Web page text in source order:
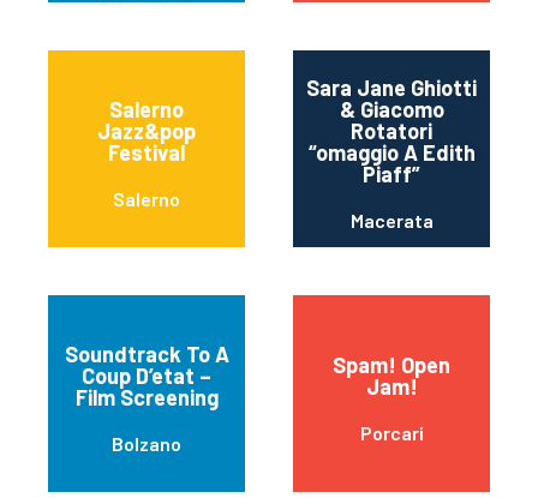
Salerno
Jazz&pop
Festival
Salerno
Sara Jane Ghiotti
& Giacomo
Rotatori
“omaggio A Edith
Piaff”
Macerata
Soundtrack To A
Coup D’etat –
Film Screening
Bolzano
Spam! Open
Jam!
Porcari